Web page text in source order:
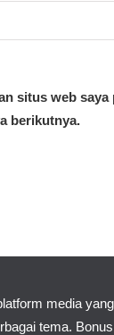
situs web saya
berikutnya.
media
tema.